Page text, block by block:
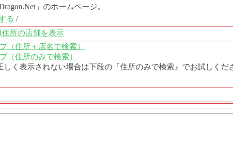
」のホームページ。
る /
住所の店舗を表示
（住所＋店名で検索）
（住所のみで検索）
く表示されない場合は下段の『住所のみで検索』でお試しくだ